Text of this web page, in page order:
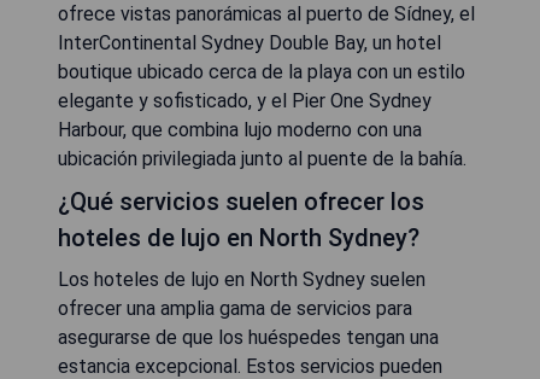
ofrece vistas panorámicas al puerto de Sídney, el
InterContinental Sydney Double Bay, un hotel
boutique ubicado cerca de la playa con un estilo
elegante y sofisticado, y el Pier One Sydney
Harbour, que combina lujo moderno con una
ubicación privilegiada junto al puente de la bahía.
¿Qué servicios suelen ofrecer los
hoteles de lujo en North Sydney?
Los hoteles de lujo en North Sydney suelen
ofrecer una amplia gama de servicios para
asegurarse de que los huéspedes tengan una
estancia excepcional. Estos servicios pueden